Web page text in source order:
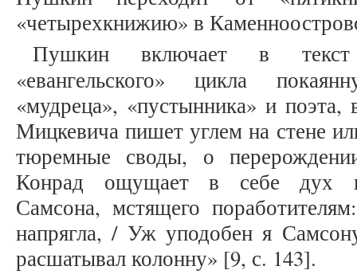
«четырехкнижию» в
Пушкин включает в текст
«евангельского» цикла
«мудреца», «пустынника» и
Мицкевича пишет углем на стене
тюремные своды, о
Конрад ощущает в себе дух
Самсона, мстящего
напрягла, / Уж уподобен я
расшатывал колонну» [9, с. 143].